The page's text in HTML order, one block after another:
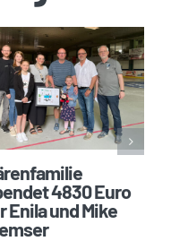
4830 Euro
Enila und Mike